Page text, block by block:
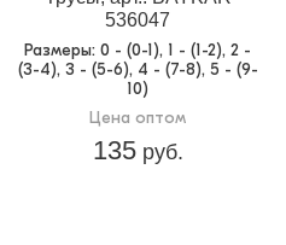
536047
Размеры: 0 - (0-1), 1 - (1-2), 2 -
(3-4), 3 - (5-6), 4 - (7-8), 5 - (9-
10)
Цена оптом
135руб.